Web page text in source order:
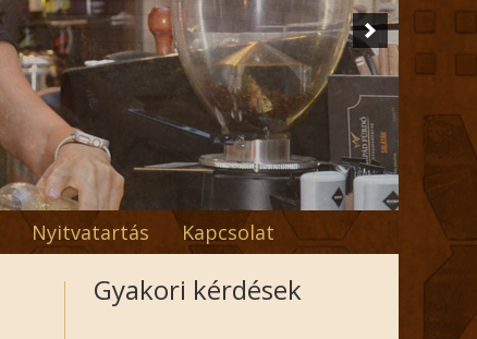
Nyitvatartás Kapcsolat
Gyakori kérdések